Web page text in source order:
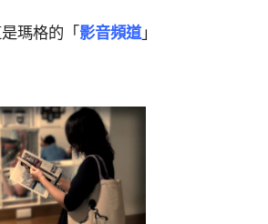
瑪格的「 影音頻道 」